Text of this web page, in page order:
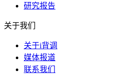
研究报告
关于我们
关于i背调
媒体报道
联系我们